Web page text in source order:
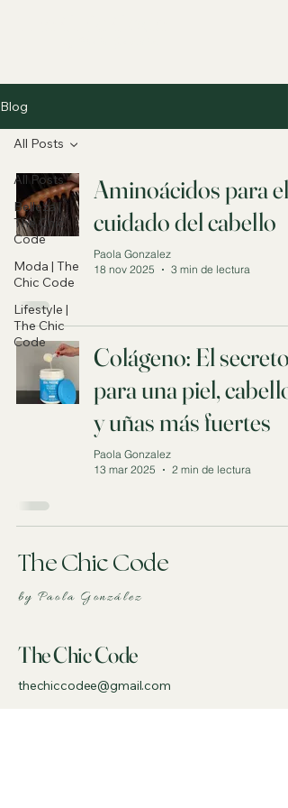
Blog
All Posts
Belleza |
The Chic
Code
Moda | The
Chic Code
Lifestyle |
The Chic
Code
All Posts
Aminoácidos para el
cuidado del cabello
Paola Gonzalez
18 nov 2025
3 min de lectura
Colágeno: El secreto
para una piel, cabello
y uñas más fuertes
Paola Gonzalez
13 mar 2025
2 min de lectura
The Chic Code
by Paola González
The Chic Code
thechiccodee@gmail.com